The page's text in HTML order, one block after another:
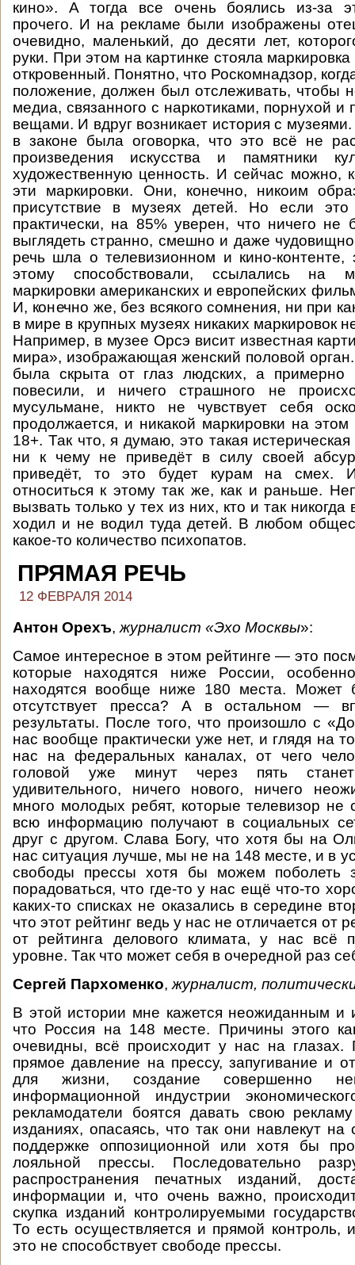
кино». А тогда все очень боялись из-за
прочего. И на рекламе были изображены
очевидно, маленький, до десяти лет,
руки. При этом на картинке стояла
откровенный. Понятно, что Роскомнадзор,
положение, должен был отслеживать, чтобы
медиа, связанного с наркотиками, порнухой
вещами. И вдруг возникает история с
в законе была оговорка, что это всё не
произведения искусства и памятники
художественную ценность. И сейчас можно,
эти маркировки. Они, конечно, никоим
присутствие в музеях детей. Но если
практически, на 85% уверен, что ничего не
выглядеть странно, смешно и даже
речь шла о телевизионном и кино-контенте,
этому способствовали, ссылались на
маркировки американских и европейских
И, конечно же, без всякого сомнения, ни при
в мире в крупных музеях никаких маркировок
Например, в музее Орсэ висит известная
мира», изображающая женский половой
была скрыта от глаз людских, а
повесили, и ничего страшного не
мусульмане, никто не чувствует себя
продолжается, и никакой маркировки на этом
18+. Так что, я думаю, это такая
ни к чему не приведёт в силу своей
приведёт, то это будет курам на смех.
относиться к этому так же, как и раньше.
вызвать только у тех из них, кто и так
ходил и не водил туда детей. В любом
какое-то количество психопатов.
ПРЯМАЯ РЕЧЬ
12 ФЕВРАЛЯ 2014
Антон Орехъ, журналист «Эхо Москвы»:
Самое интересное в этом рейтинге — это
которые находятся ниже России,
находятся вообще ниже 180 места. Может
отсутствует пресса? А в остальном —
результаты. После того, что произошло с
нас вообще практически уже нет, и глядя на
нас на федеральных каналах, от чего
головой уже минут через пять
удивительного, ничего нового, ничего
много молодых ребят, которые телевизор не
всю информацию получают в социальных
друг с другом. Слава Богу, что хотя бы на
нас ситуация лучше, мы не на 148 месте, и в
свободы прессы хотя бы можем поболеть
порадоваться, что где-то у нас ещё что-то
каких-то списках не оказались в середине
что этот рейтинг ведь у нас не отличается от
от рейтинга делового климата, у нас всё
уровне. Так что может себя в очередной раз
Сергей Пархоменко, журналист,
В этой истории мне кажется неожиданным и
что Россия на 148 месте. Причины этого
очевидны, всё происходит у нас на глазах.
прямое давление на прессу, запугивание и
для жизни, создание совершенно
информационной индустрии
рекламодатели боятся давать свою
изданиях, опасаясь, что так они навлекут на
поддержке оппозиционной или хотя бы
лояльной прессы. Последовательно
распространения печатных изданий,
информации и, что очень важно,
скупка изданий контролируемыми
То есть осуществляется и прямой контроль,
это не способствует свободе прессы.